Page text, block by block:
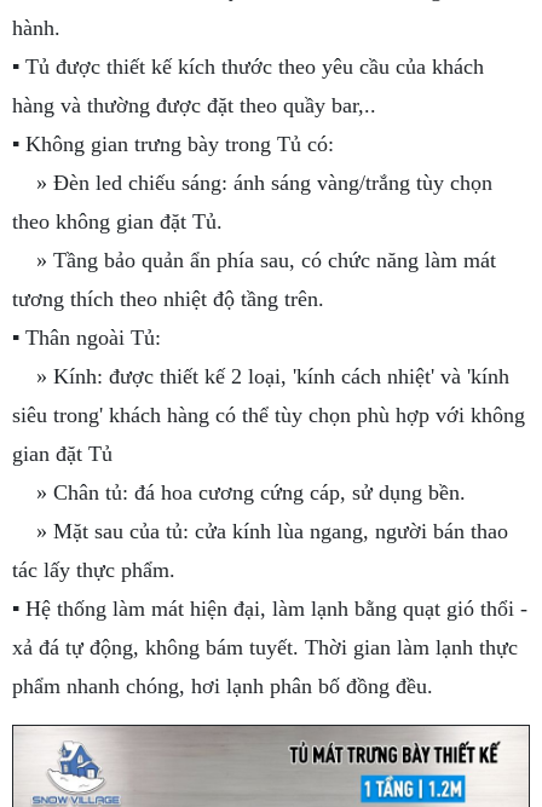
hành.
▪ Tủ được thiết kế kích thước theo yêu cầu của khách
hàng và thường được đặt theo quầy bar,..
▪ Không gian trưng bày trong Tủ có:
» Đèn led chiếu sáng: ánh sáng vàng/trắng tùy chọn
theo không gian đặt Tủ.
» Tầng bảo quản ẩn phía sau, có chức năng làm mát
tương thích theo nhiệt độ tầng trên.
▪ Thân ngoài Tủ:
» Kính: được thiết kế 2 loại, 'kính cách nhiệt' và 'kính
siêu trong' khách hàng có thể tùy chọn phù hợp với không
gian đặt Tủ
» Chân tủ: đá hoa cương cứng cáp, sử dụng bền.
» Mặt sau của tủ: cửa kính lùa ngang, người bán thao
tác lấy thực phẩm.
▪ Hệ thống làm mát hiện đại, làm lạnh bằng quạt gió thổi -
xả đá tự động, không bám tuyết. Thời gian làm lạnh thực
phẩm nhanh chóng, hơi lạnh phân bố đồng đều.